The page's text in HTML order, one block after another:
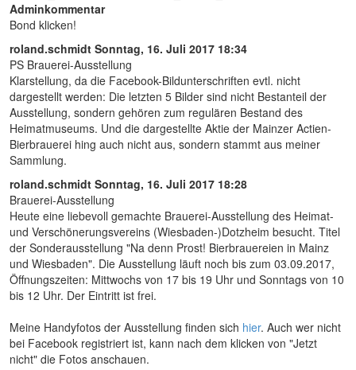
Adminkommentar
Bond klicken!
roland.schmidtSonntag, 16. Juli 2017 18:34
PS Brauerei-Ausstellung
Klarstellung, da die Facebook-Bildunterschriften evtl. nicht
dargestellt werden: Die letzten 5 Bilder sind nicht Bestanteil der
Ausstellung, sondern gehören zum regulären Bestand des
Heimatmuseums. Und die dargestellte Aktie der Mainzer Actien-
Bierbrauerei hing auch nicht aus, sondern stammt aus meiner
Sammlung.
roland.schmidtSonntag, 16. Juli 2017 18:28
Brauerei-Ausstellung
Heute eine liebevoll gemachte Brauerei-Ausstellung des Heimat-
und Verschönerungsvereins (Wiesbaden-)Dotzheim besucht. Titel
der Sonderausstellung "Na denn Prost! Bierbrauereien in Mainz
und Wiesbaden". Die Ausstellung läuft noch bis zum 03.09.2017,
Öffnungszeiten: Mittwochs von 17 bis 19 Uhr und Sonntags von 10
bis 12 Uhr. Der Eintritt ist frei.
Meine Handyfotos der Ausstellung finden sich hier. Auch wer nicht
bei Facebook registriert ist, kann nach dem klicken von "Jetzt
nicht" die Fotos anschauen.